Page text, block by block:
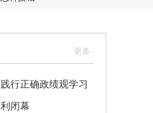
行正确政绩观学习
闭幕